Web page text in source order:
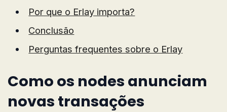
Por que o Erlay importa?
Conclusão
Perguntas frequentes sobre o Erlay
Como os nodes anunciam
novas transações